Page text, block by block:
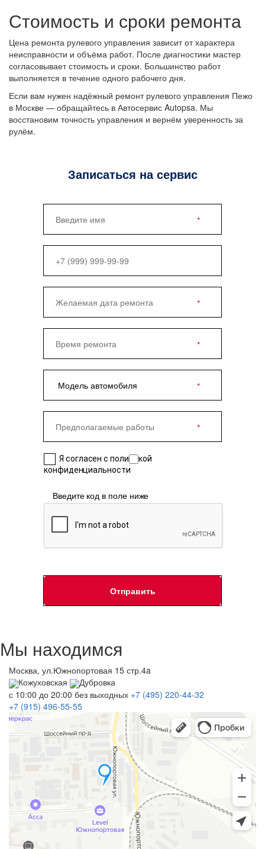
Стоимость и сроки ремонта
Цена ремонта рулевого управления зависит от характера
неисправности и объёма работ. После диагностики мастер
согласовывает стоимость и сроки. Большинство работ
выполняется в течение одного рабочего дня.
Если вам нужен надёжный ремонт рулевого управления Пежо
в Москве — обращайтесь в Автосервис Autopsa. Мы
восстановим точность управления и вернём уверенность за
рулём.
Записаться на сервис
Я согласен с политикой
конфиденциальности
Введите код в поле ниже
Мы находимся
Москва, ул.Южнопортовая 15 стр.4a
Кожуховская
Дубровка
с 10:00 до 20:00 без выходных +7 (495) 220-44-32
+7 (915) 496-55-55